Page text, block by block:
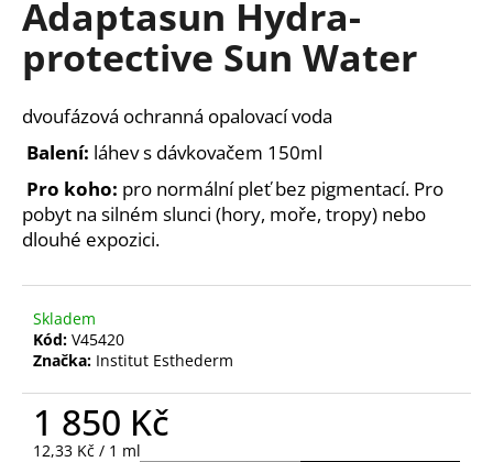
Adaptasun Hydra-
protective Sun Water
dvoufázová ochranná opalovací voda
Balení: láhev s dávkovačem 150ml
Pro koho: pro normální pleť bez pigmentací. Pro
pobyt na silném slunci (hory, moře, tropy) nebo
dlouhé expozici.
Skladem
Kód: V45420
Značka: Institut Esthederm
1 850 Kč
Měrná
12,33 Kč / 1 ml
a
j
í
t
?
D
o
p